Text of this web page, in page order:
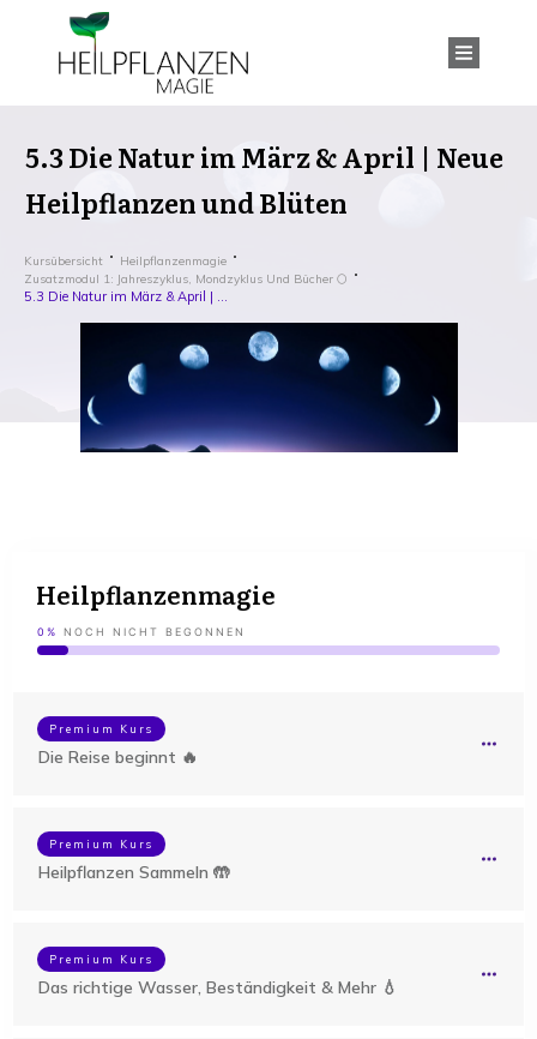
5.3 Die Natur im März & April | Neue
Heilpflanzen und Blüten
Kursübersicht
Heilpflanzenmagie
Zusatzmodul 1: Jahreszyklus, Mondzyklus Und Bücher 🌕
5.3 Die Natur im März & April | Neue Heilpflanzen und Blüten
Heilpflanzenmagie
0% NOCH NICHT BEGONNEN
Premium Kurs
Die Reise beginnt 🔥
Premium Kurs
Heilpflanzen Sammeln 🤲
Premium Kurs
Das richtige Wasser, Beständigkeit & Mehr 💧